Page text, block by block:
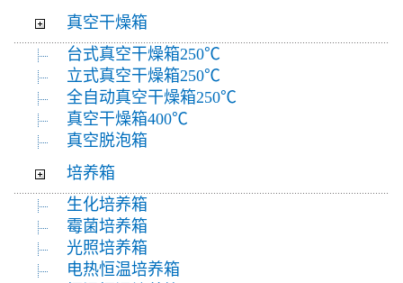
真空干燥箱
台式真空干燥箱250℃
立式真空干燥箱250℃
全自动真空干燥箱250℃
真空干燥箱400℃
真空脱泡箱
培养箱
生化培养箱
霉菌培养箱
光照培养箱
电热恒温培养箱